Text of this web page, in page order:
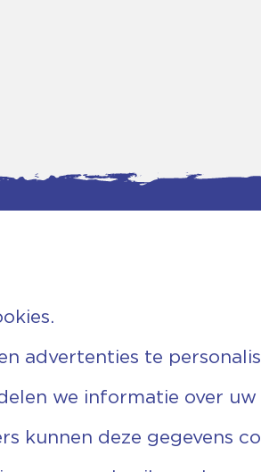
Contactgegevens
7731 PA Ommen
0529 455 767
info@vechtgenoten.nl
advertenties te
we informatie over
kunnen deze gegevens